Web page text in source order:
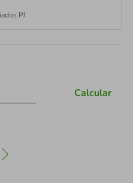
PJ
Calcular